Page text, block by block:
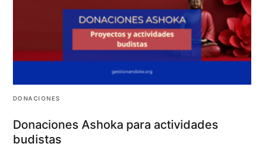
DONACIONES
Donaciones Ashoka para actividades
budistas